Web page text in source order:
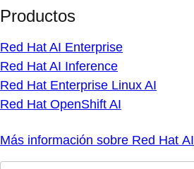
Productos
Red Hat AI Enterprise
Red Hat AI Inference
Red Hat Enterprise Linux AI
Red Hat OpenShift AI
Más información sobre Red Hat AI